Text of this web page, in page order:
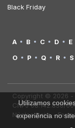
Black Friday
A B C D E
O
P Q R S
Copyright © 2026 -
CNPJ 08.142.850/
Núcleo Itaim -
Utilizamos
experiência no